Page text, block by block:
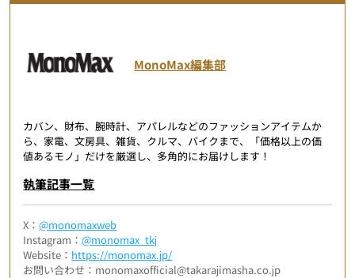
MonoMax編集部
カバン、財布、腕時計、アパレルなどのファッションアイテムか
ら、家電、文房具、雑貨、クルマ、バイクまで、「価格以上の価
値あるモノ」だけを厳選し、多角的にお届けします！
執筆記事一覧
X：@monomaxweb
Instagram：@monomax_tkj
Website： https://monomax.jp/
お問い合わせ：monomaxofficial@takarajimasha.co.jp